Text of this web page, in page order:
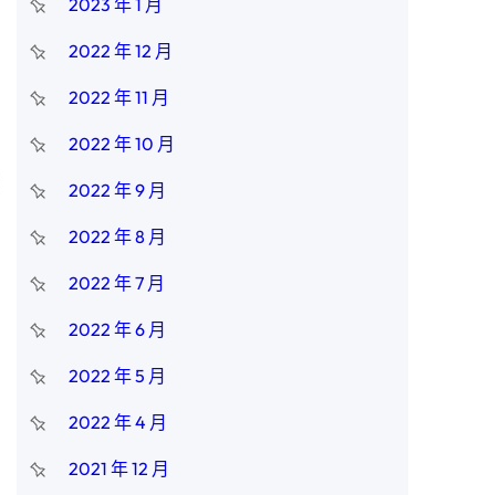
2023 年 1 月
2022 年 12 月
2022 年 11 月
2022 年 10 月
2022 年 9 月
2022 年 8 月
2022 年 7 月
2022 年 6 月
2022 年 5 月
2022 年 4 月
2021 年 12 月